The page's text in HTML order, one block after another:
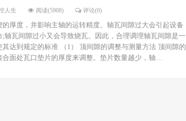
人生 阅读(5908) 评论(0)
厚度，并影响主轴的运转精度。轴瓦间隙过大会引起设备
轴瓦间隙过小又会导致烧瓦。因此，合理调理轴瓦间隙是一
达到规定的标准 （1） 顶间隙的调整与测量方法 顶间隙的
合面处瓦口垫片的厚度来调整。垫片数量越少，轴…